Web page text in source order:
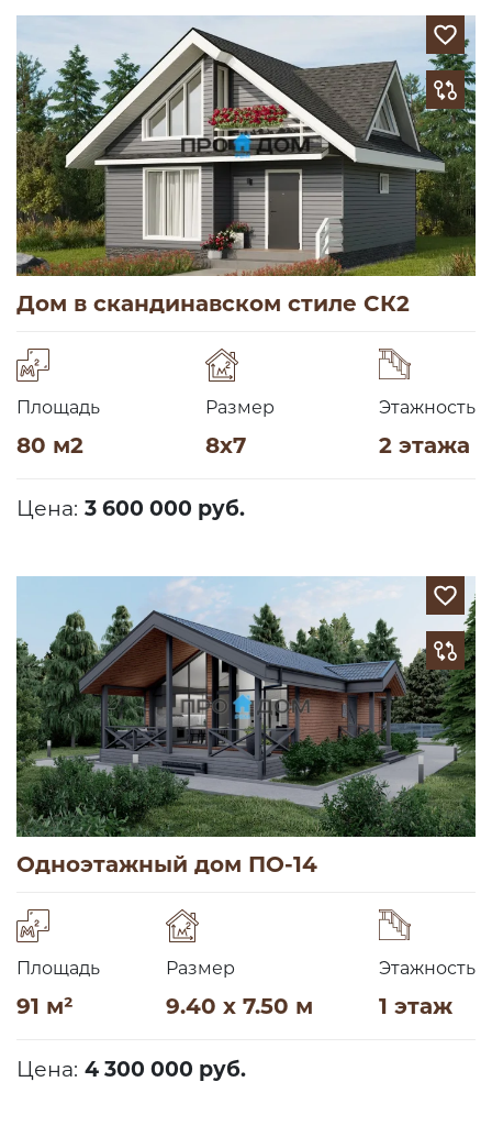
Дом в скандинавском стиле СК2
Площадь
80 м2
Размер
8х7
Этажность
2 этажа
Цена: 3 600 000 руб.
Одноэтажный дом ПО-14
Площадь
91 м²
Размер
9.40 x 7.50 м
Этажность
1 этаж
Цена: 4 300 000 руб.